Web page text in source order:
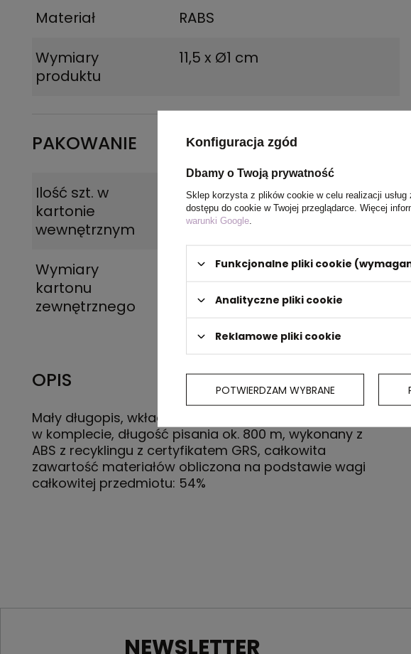
Materiał
RABS
Wymiary
produktu
11,5 x Ø1 cm
PAKOWANIE
Ilość szt. w
kartonie
wewnętrznym
50
Wymiary
kartonu
zewnętrznego
45.5 x 27.5 x 18.5 cm
OPIS
Mały długopis, wkład Dokumental® w kolorze niebieskim
w komplecie, długość pisania ok. 800 m, wykonany z
ABS z recyklingu z certyfikatem GRS, całkowita
zawartość materiałów obliczona na podstawie wagi
całkowitej przedmiotu: 54%
NEWSLETTER
Konfiguracja zgód
Dbamy o Twoją prywatność
Sklep korzysta z plików cookie w celu realizacji usług
dostępu do cookie w Twojej przeglądarce. Więcej
warunki Google
Funkcjonalne pliki cookie
Analityczne pliki cookie
Reklamowe pliki cookie
POTWIERDZAM WYBRANE